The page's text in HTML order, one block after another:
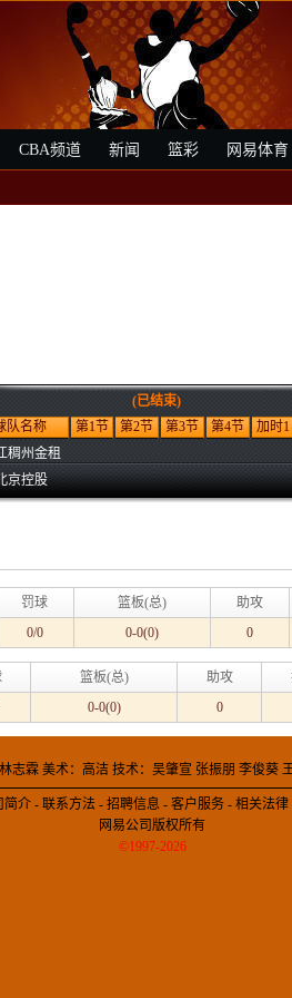
CBA频道 新闻 篮彩 网易体育
(已结束)
队名称
第1节 第2节 第3节 第4节 加时1
稠州金租
京控股
罚球 篮板(总) 助攻
0/0 0-0(0) 0
篮板(总) 助攻
0-0(0) 0
志霖 美术：高洁 技术：吴肇宣 张振朋 李俊葵
简介 - 联系方法 - 招聘信息 - 客户服务 - 相关法律
网易公司版权所有
©1997-2026